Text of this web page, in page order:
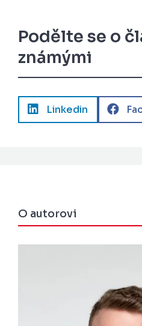
Podělte se o
známými
 Linkedin 
O autorovi